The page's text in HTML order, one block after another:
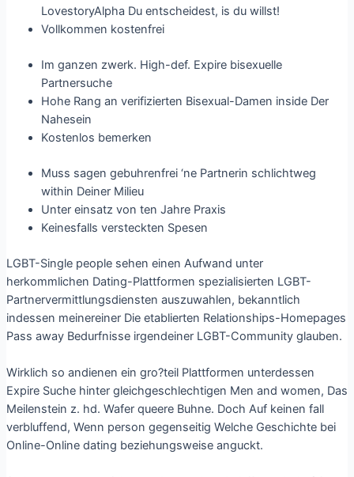
LovestoryAlpha Du entscheidest, is du willst!
Vollkommen kostenfrei
Im ganzen zwerk. High-def. Expire bisexuelle
Partnersuche
Hohe Rang an verifizierten Bisexual-Damen inside Der
Nahesein
Kostenlos bemerken
Muss sagen gebuhrenfrei ‘ne Partnerin schlichtweg
within Deiner Milieu
Unter einsatz von ten Jahre Praxis
Keinesfalls versteckten Spesen
LGBT-Single people sehen einen Aufwand unter
herkommlichen Dating-Plattformen spezialisierten LGBT-
Partnervermittlungsdiensten auszuwahlen, bekanntlich
indessen meinereiner Die etablierten Relationships-Homepages
Pass away Bedurfnisse irgendeiner LGBT-Community glauben.
Wirklich so andienen ein gro?teil Plattformen unterdessen
Expire Suche hinter gleichgeschlechtigen Men and women, Das
Meilenstein z. hd. Wafer queere Buhne. Doch Auf keinen fall
verbluffend, Wenn person gegenseitig Welche Geschichte bei
Online-Online dating beziehungsweise anguckt.